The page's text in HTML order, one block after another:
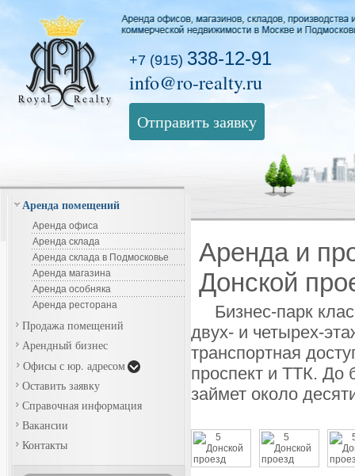
+7 (915) 338-12-91
info@ro-realty.ru
Отправить заявку
Аренда помещений
Аренда офиса
Аренда склада
Аренда склада в Подмосковье
Аренда магазина
Аренда особняка
Аренда ресторана
Продажа помещений
Арендный бизнес
Офисы с юр. адресом
Оставить заявку
Справочная информация
Вакансии
Контакты
Аренда и
Донской
Бизнес-парк
двух- и четырех-
транспортная
проспект и ТТК. До
займет около